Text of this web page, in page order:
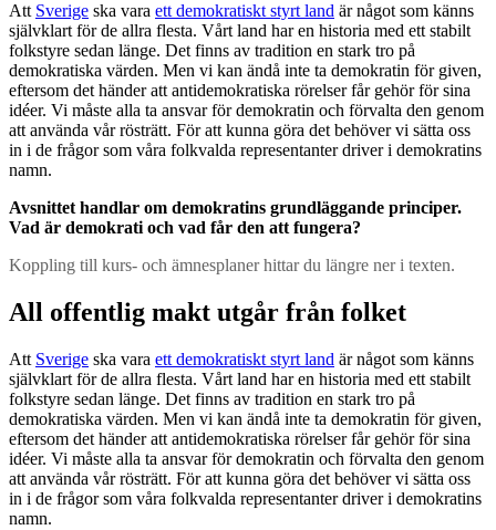
Att Sverige ska vara ett demokratiskt styrt land är något som känns
självklart för de allra flesta. Vårt land har en historia med ett stabilt
folkstyre sedan länge. Det finns av tradition en stark tro på
demokratiska värden. Men vi kan ändå inte ta demokratin för given,
eftersom det händer att antidemokratiska rörelser får gehör för sina
idéer. Vi måste alla ta ansvar för demokratin och förvalta den genom
att använda vår rösträtt. För att kunna göra det behöver vi sätta oss
in i de frågor som våra folkvalda representanter driver i demokratins
namn.
Avsnittet handlar om demokratins grundläggande principer.
Vad är demokrati och vad får den att fungera?
Koppling till kurs- och ämnesplaner hittar du längre ner i texten.
All offentlig makt utgår från folket
Att Sverige ska vara ett demokratiskt styrt land är något som känns
självklart för de allra flesta. Vårt land har en historia med ett stabilt
folkstyre sedan länge. Det finns av tradition en stark tro på
demokratiska värden. Men vi kan ändå inte ta demokratin för given,
eftersom det händer att antidemokratiska rörelser får gehör för sina
idéer. Vi måste alla ta ansvar för demokratin och förvalta den genom
att använda vår rösträtt. För att kunna göra det behöver vi sätta oss
in i de frågor som våra folkvalda representanter driver i demokratins
namn.